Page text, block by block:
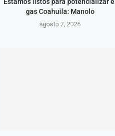
gas Coahuila: Manolo
agosto 7, 2026